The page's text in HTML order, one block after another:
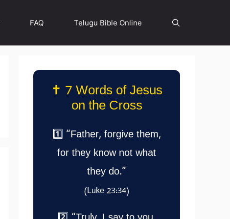
FAQ Telugu Bible Online
✝️ 7 Words of Jesus
on the Cross
1️⃣ “Father, forgive them,
for they know not what
they do.”
(Luke 23:34)